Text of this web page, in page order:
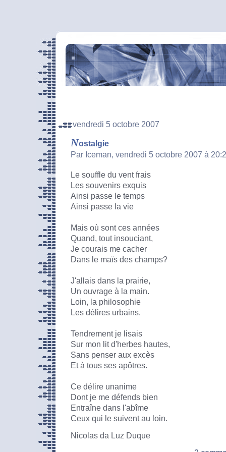
vendredi 5 octobre 2007
Nostalgie
Par Iceman, vendredi 5 octobre 2007 à
Le souffle du vent frais
Les souvenirs exquis
Ainsi passe le temps
Ainsi passe la vie
Mais où sont ces années
Quand, tout insouciant,
Je courais me cacher
Dans le maïs des champs?
J'allais dans la prairie,
Un ouvrage à la main.
Loin, la philosophie
Les délires urbains.
Tendrement je lisais
Sur mon lit d'herbes hautes,
Sans penser aux excès
Et à tous ses apôtres.
Ce délire unanime
Dont je me défends bien
Entraîne dans l'abîme
Ceux qui le suivent au loin.
Nicolas da Luz Duque